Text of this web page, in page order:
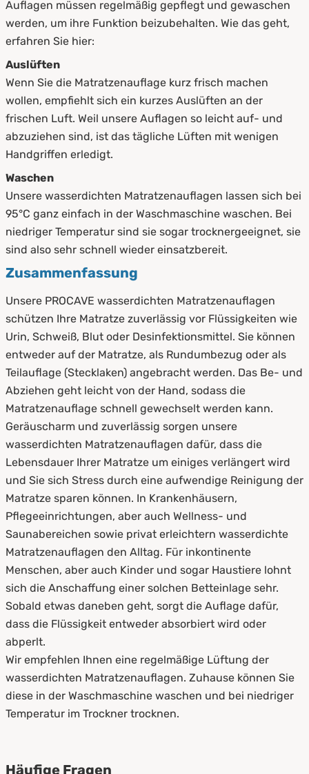
Auflagen müssen regelmäßig gepflegt und gewaschen
werden, um ihre Funktion beizubehalten. Wie das geht,
erfahren Sie hier:
Auslüften
Wenn Sie die Matratzenauflage kurz frisch machen
wollen, empfiehlt sich ein kurzes Auslüften an der
frischen Luft. Weil unsere Auflagen so leicht auf- und
abzuziehen sind, ist das tägliche Lüften mit wenigen
Handgriffen erledigt.
Waschen
Unsere wasserdichten Matratzenauflagen lassen sich bei
95°C ganz einfach in der Waschmaschine waschen. Bei
niedriger Temperatur sind sie sogar trocknergeeignet, sie
sind also sehr schnell wieder einsatzbereit.
Zusammenfassung
Unsere PROCAVE wasserdichten Matratzenauflagen
schützen Ihre Matratze zuverlässig vor Flüssigkeiten wie
Urin, Schweiß, Blut oder Desinfektionsmittel. Sie können
entweder auf der Matratze, als Rundumbezug oder als
Teilauflage (Stecklaken) angebracht werden. Das Be- und
Abziehen geht leicht von der Hand, sodass die
Matratzenauflage schnell gewechselt werden kann.
Geräuscharm und zuverlässig sorgen unsere
wasserdichten Matratzenauflagen dafür, dass die
Lebensdauer Ihrer Matratze um einiges verlängert wird
und Sie sich Stress durch eine aufwendige Reinigung der
Matratze sparen können. In Krankenhäusern,
Pflegeeinrichtungen, aber auch Wellness- und
Saunabereichen sowie privat erleichtern wasserdichte
Matratzenauflagen den Alltag. Für inkontinente
Menschen, aber auch Kinder und sogar Haustiere lohnt
sich die Anschaffung einer solchen Betteinlage sehr.
Sobald etwas daneben geht, sorgt die Auflage dafür,
dass die Flüssigkeit entweder absorbiert wird oder
abperlt.
Wir empfehlen Ihnen eine regelmäßige Lüftung der
wasserdichten Matratzenauflagen. Zuhause können Sie
diese in der Waschmaschine waschen und bei niedriger
Temperatur im Trockner trocknen.
Häufige Fragen